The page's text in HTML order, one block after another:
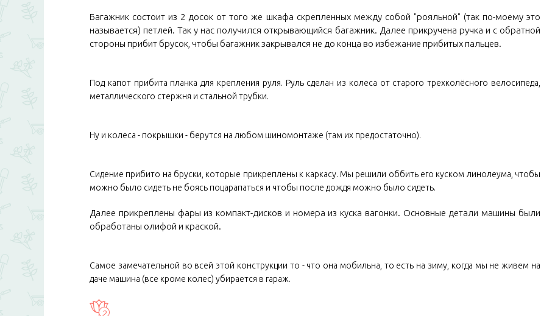
Багажник состоит из 2 досок от того же шкафа скрепленных между собой "рояльной" (так по-моему это
называется) петлей. Так у нас получился открывающийся багажник. Далее прикручена ручка и с обратной
стороны прибит брусок, чтобы багажник закрывался не до конца во избежание прибитых пальцев.
Под капот прибита планка для крепления руля. Руль сделан из колеса от старого трехколёсного велосипеда,
металлического стержня и стальной трубки.
Ну и колеса - покрышки - берутся на любом шиномонтаже (там их предостаточно).
Сидение прибито на бруски, которые прикреплены к каркасу. Мы решили оббить его куском линолеума, чтобы
можно было сидеть не боясь поцарапаться и чтобы после дождя можно было сидеть.
Далее прикреплены фары из компакт-дисков и номера из куска вагонки. Основные детали машины были
обработаны олифой и краской.
Самое замечательной во всей этой конструкции то - что она мобильна, то есть на зиму, когда мы не живем на
даче машина (все кроме колес) убирается в гараж.